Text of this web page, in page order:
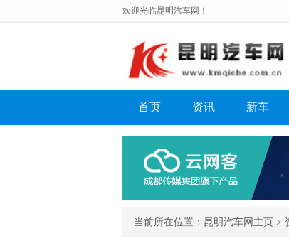
欢迎光临昆明汽车网！
首页 资讯 新车
当前所在位置： 昆明汽车网主页 >